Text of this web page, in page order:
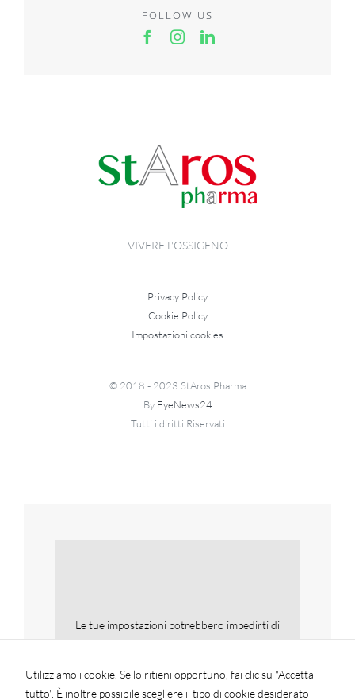
FOLLOW US
VIVERE L'OSSIGENO
Privacy Policy
Cookie Policy
Impostazioni cookies
© 2018 - 2023 StAros Pharma
By EyeNews24
Tutti i diritti Riservati
Le tue impostazioni potrebbero impedirti di
vedere questo contenuto. Molto
Esperienza.
Utilizziamo i cookie. Se lo ritieni opportuno, fai clic su "Accetta
tutto". È inoltre possibile scegliere il tipo di cookie desiderato